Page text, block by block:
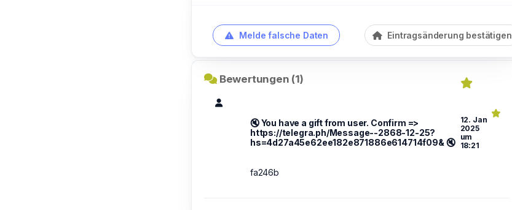
Melde falsche Daten Eintragsänderung bestätigen
Bewertungen (1)
🔇 You have a gift from user. Confirm =>
https://telegra.ph/Message--2868-12-25?
hs=4d27a45e62ee182e871886e614714f09& 🔇
12. Jan
2025
um
18:21
fa246b